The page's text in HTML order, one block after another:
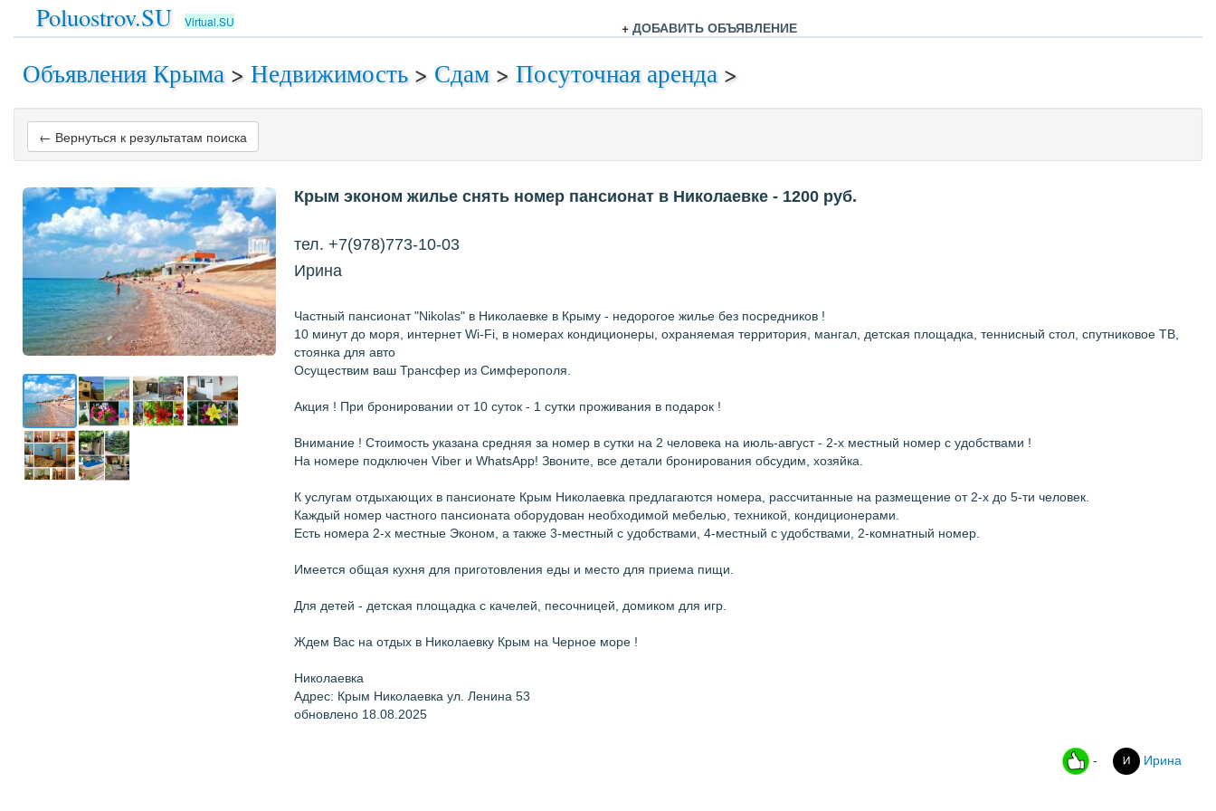
Poluostrov.SU Virtual.SU + ДОБАВИТЬ ОБЪЯВЛЕНИЕ
Объявления Крыма > Недвижимость> Сдам > Посуточная аренда >
← Вернуться к результатам поиска
Крым эконом жилье снять номер пансионат в Николаевке - 1200 руб.
тел. +7(978)773-10-03
Ирина
Частный пансионат "Nikolas" в Николаевке в Крыму - недорогое жилье без посредников !
10 минут до моря, интернет Wi-Fi, в номерах кондиционеры, охраняемая территория, мангал, детская площадка, теннисный стол, спутниковое ТВ,
стоянка для авто
Осуществим ваш Трансфер из Симферополя.
Акция ! При бронировании от 10 суток - 1 сутки проживания в подарок !
Внимание ! Стоимость указана средняя за номер в сутки на 2 человека на июль-август - 2-х местный номер с удобствами !
На номере подключен Viber и WhatsApp! Звоните, все детали бронирования обсудим, хозяйка.
К услугам отдыхающих в пансионате Крым Николаевка предлагаются номера, рассчитанные на размещение от 2-х до 5-ти человек.
Каждый номер частного пансионата оборудован необходимой мебелью, техникой, кондиционерами.
Есть номера 2-х местные Эконом, а также 3-местный с удобствами, 4-местный с удобствами, 2-комнатный номер.
Имеется общая кухня для приготовления еды и место для приема пищи.
Для детей - детская площадка с качелей, песочницей, домиком для игр.
Ждем Вас на отдых в Николаевку Крым на Черное море !
Николаевка
Адрес: Крым Николаевка ул. Ленина 53
обновлено 18.08.2025
- Ирина